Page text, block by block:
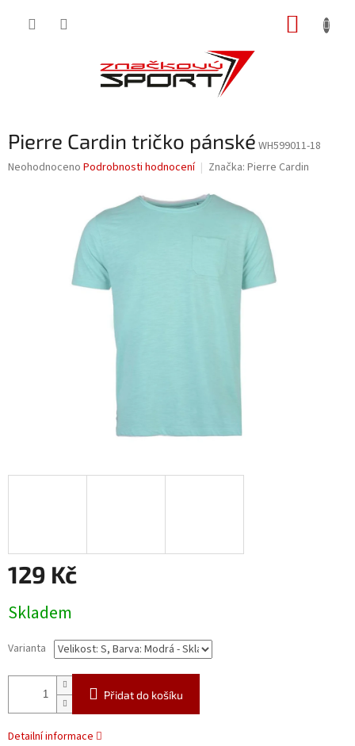
Pierre Cardin tričko pánské WH599011-18
Průměrné
Neohodnoceno Podrobnosti hodnocení Značka: Pierre Cardin
129 Kč
cena:
Skladem
Varianta
Přidat do košíku
Detailní informace